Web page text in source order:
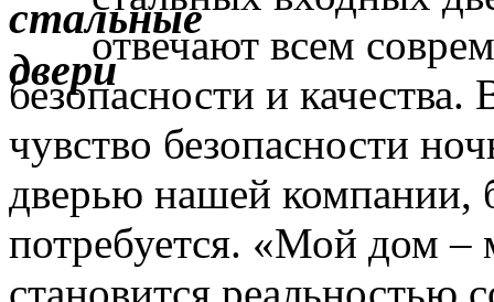
отвечают всем
безопасности и
чувство безопасности
дверью нашей компании,
потребуется. «Мой дом –